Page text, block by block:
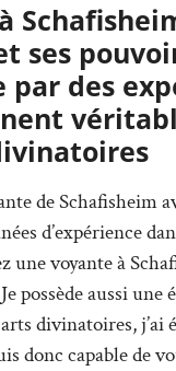
ses
par des
de Schafisheim
d’expérience
une voyante à
possède aussi une
divinatoires, j’ai
donc capable de